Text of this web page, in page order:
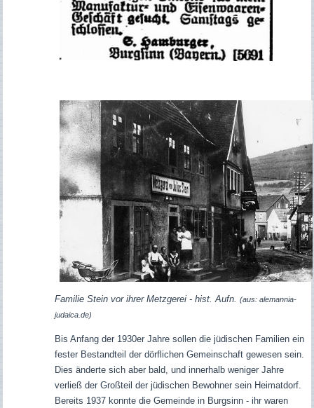
Familie Stein vor ihrer Metzgerei - hist. Aufn.
(aus: alemannia-
judaica.de)
Bis Anfang der 1930er Jahre sollen die jüdischen Familien ein
fester Bestandteil der dörflichen Gemeinschaft gewesen sein.
Dies änderte sich aber bald, und innerhalb weniger Jahre
verließ der Großteil der jüdischen Bewohner sein Heimatdorf.
Bereits 1937 konnte die Gemeinde in Burgsinn - ihr waren